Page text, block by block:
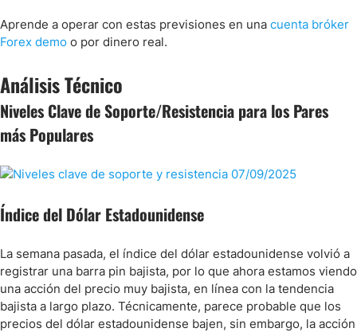
Aprende a operar con estas previsiones en una cuenta bróker
Forex demo o por dinero real.
Análisis Técnico
Niveles Clave de Soporte/Resistencia para los Pares
más Populares
Índice del Dólar Estadounidense
La semana pasada, el índice del dólar estadounidense volvió a
registrar una barra pin bajista, por lo que ahora estamos viendo
una acción del precio muy bajista, en línea con la tendencia
bajista a largo plazo. Técnicamente, parece probable que los
precios del dólar estadounidense bajen, sin embargo, la acción